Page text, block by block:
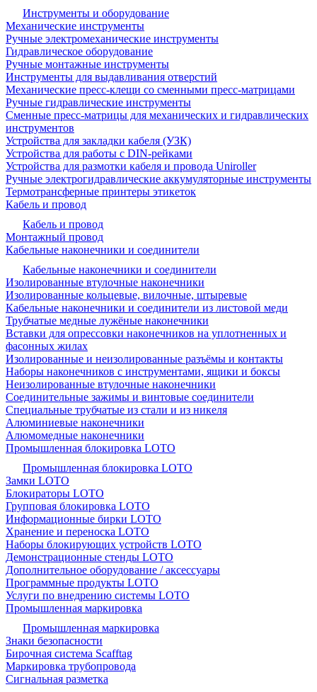
Инструменты и оборудование
Механические инструменты
Ручные электромеханические инструменты
Гидравлическое оборудование
Ручные монтажные инструменты
Инструменты для выдавливания отверстий
Механические пресс-клещи со сменными пресс-матрицами
Ручные гидравлические инструменты
Сменные пресс-матрицы для механических и гидравлических
инструментов
Устройства для закладки кабеля (УЗК)
Устройства для работы с DIN-рейками
Устройства для размотки кабеля и провода Uniroller
Ручные электрогидравлические аккумуляторные инструменты
Термотрансферные принтеры этикеток
Кабель и провод
Кабель и провод
Монтажный провод
Кабельные наконечники и соединители
Кабельные наконечники и соединители
Изолированные втулочные наконечники
Изолированные кольцевые, вилочные, штыревые
Кабельные наконечники и соединители из листовой меди
Трубчатые медные лужёные наконечники
Вставки для опрессовки наконечников на уплотненных и
фасонных жилах
Изолированные и неизолированные разъёмы и контакты
Наборы наконечников с инструментами, ящики и боксы
Неизолированные втулочные наконечники
Соединительные зажимы и винтовые соединители
Специальные трубчатые из стали и из никеля
Алюминиевые наконечники
Алюмомедные наконечники
Промышленная блокировка LOTO
Промышленная блокировка LOTO
Замки LOTO
Блокираторы LOTO
Групповая блокировка LOTO
Информационные бирки LOTO
Хранение и переноска LOTO
Наборы блокирующих устройств LOTO
Демонстрационные стенды LOTO
Дополнительное оборудование / аксессуары
Программные продукты LOTO
Услуги по внедрению системы LOTO
Промышленная маркировка
Промышленная маркировка
Знаки безопасности
Бирочная система Scafftag
Маркировка трубопровода
Сигнальная разметка